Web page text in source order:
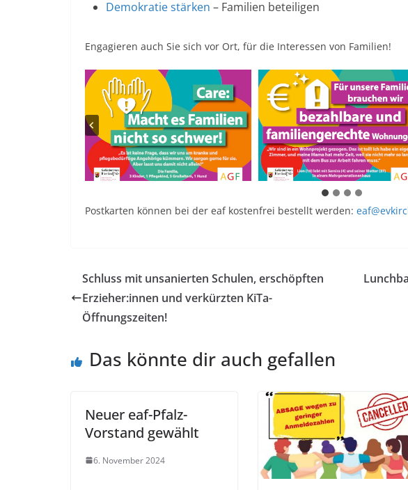
Demokratie stärken – Familien beteiligen
Engagieren auch Sie sich vor Ort, für die Interessen von Familien!
Postkarten können bei der eaf kostenfrei bestellt werden:
Schluss mit unsanierten Schulen, erschöpften
Erzieher:innen und verkürzten KiTa-
Öffnungszeiten!
Das könnte dir auch gefallen
Neuer eaf-Pfalz-
Vorstand gewählt
6. November 2024